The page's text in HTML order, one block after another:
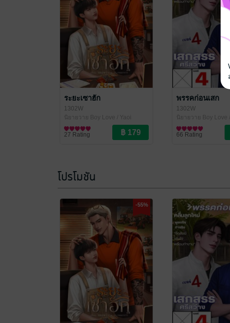
ระยะเซาฮัก
1302W
นิยายวาย Boy Love / Yaoi
27 Rating
พรรคก่อนเสก
1302W
นิยายวาย Boy Love
66 Rating
โปรโมชัน
-55%